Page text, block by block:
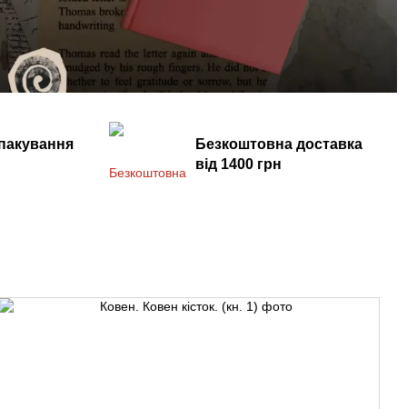
Безкоштовна доставка
від 1400 грн